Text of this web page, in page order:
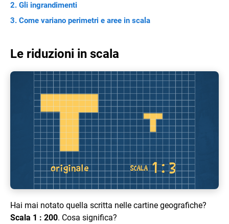
Gli ingrandimenti
Come variano perimetri e aree in scala
Le riduzioni in scala
Hai mai notato quella scritta nelle cartine geografiche?
Scala 1 : 200. Cosa significa?